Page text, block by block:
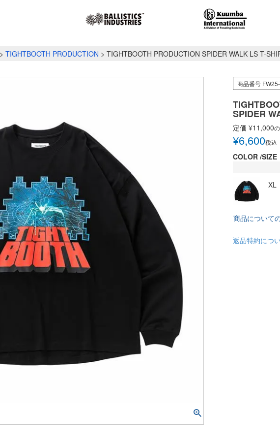
TIGHTBOOTH PRODUCTION TIGHTBOOTH PRODUCTION SPIDER WALK LS T-
商品番号
SPIDER
定価 ¥11,000
¥6,600税込
COLOR SIZE
XL
商品について
返品特約につ